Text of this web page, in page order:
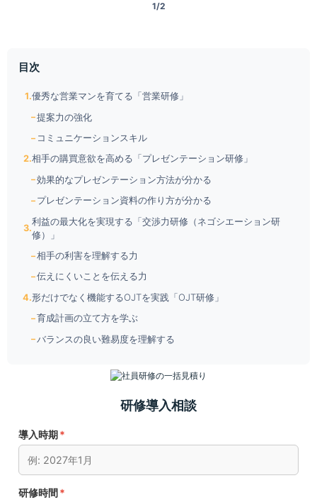
1/2
目次
優秀な営業マンを育てる「営業研修」
提案力の強化
コミュニケーションスキル
相手の購買意欲を高める「プレゼンテーション研修」
効果的なプレゼンテーション方法が分かる
プレゼンテーション資料の作り方が分かる
利益の最大化を実現する「交渉力研修（ネゴシエーション研
修）」
相手の利害を理解する力
伝えにくいことを伝える力
形だけでなく機能するOJTを実践「OJT研修」
育成計画の立て方を学ぶ
バランスの良い難易度を理解する
研修導入相談
導入時期*
研修時間*